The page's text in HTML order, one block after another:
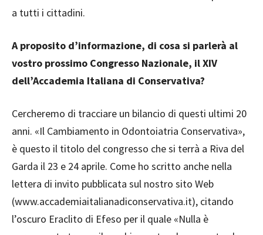
a tutti i cittadini.
A proposito d’informazione, di cosa si parlerà al
vostro prossimo Congresso Nazionale, il XIV
dell’Accademia Italiana di Conservativa?
Cercheremo di tracciare un bilancio di questi ultimi 20
anni. «Il Cambiamento in Odontoiatria Conservativa»,
è questo il titolo del congresso che si terrà a Riva del
Garda il 23 e 24 aprile. Come ho scritto anche nella
lettera di invito pubblicata sul nostro sito Web
(www.accademiaitalianadiconservativa.it), citando
l’oscuro Eraclito di Efeso per il quale «Nulla è